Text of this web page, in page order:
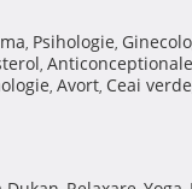
, Psihologie,
, Anticonceptionale
, Avort, Ceai verde